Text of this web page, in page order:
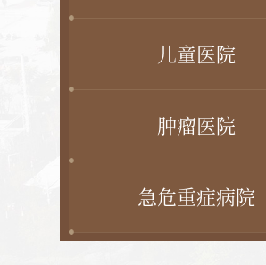
儿童医院
肿瘤医院
急危重症病院